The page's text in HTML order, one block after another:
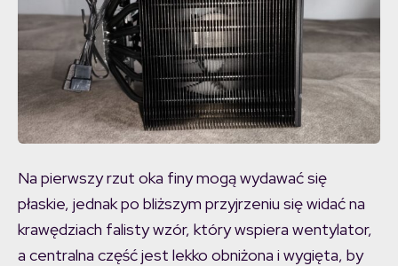
Na pierwszy rzut oka finy mogą wydawać się
płaskie, jednak po bliższym przyjrzeniu się widać na
krawędziach falisty wzór, który wspiera wentylator,
a centralna część jest lekko obniżona i wygięta, by